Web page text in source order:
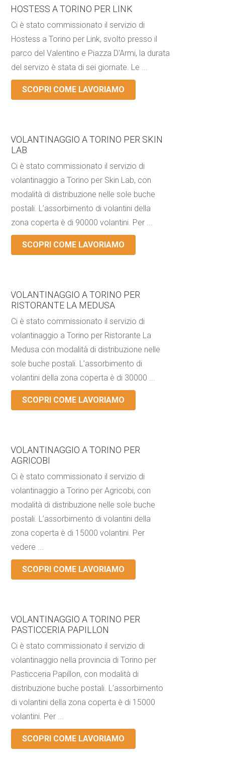
HOSTESS A TORINO PER LINK
Ci è stato commissionato il servizio di
Hostess a Torino per Link, svolto presso il
parco del Valentino e Piazza D'Armi, la durata
del servizo è stata di sei giornate. Le ...
SCOPRI COME LAVORIAMO
VOLANTINAGGIO A TORINO PER SKIN
LAB
Ci è stato commissionato il servizio di
volantinaggio a Torino per Skin Lab, con
modalità di distribuzione nelle sole buche
postali. L’assorbimento di volantini della
zona coperta è di 90000 volantini. Per ...
SCOPRI COME LAVORIAMO
VOLANTINAGGIO A TORINO PER
RISTORANTE LA MEDUSA
Ci è stato commissionato il servizio di
volantinaggio a Torino per Ristorante La
Medusa con modalità di distribuzione nelle
sole buche postali. L’assorbimento di
volantini della zona coperta è di 30000 ...
SCOPRI COME LAVORIAMO
VOLANTINAGGIO A TORINO PER
AGRICOBI
Ci è stato commissionato il servizio di
volantinaggio a Torino per Agricobi, con
modalità di distribuzione nelle sole buche
postali. L’assorbimento di volantini della
zona coperta è di 15000 volantini. Per
vedere ...
SCOPRI COME LAVORIAMO
VOLANTINAGGIO A TORINO PER
PASTICCERIA PAPILLON
Ci è stato commissionato il servizio di
volantinaggio nella provincia di Torino per
Pasticceria Papillon, con modalità di
distribuzione buche postali. L’assorbimento
di volantini della zona coperta è di 15000
volantini. Per ...
SCOPRI COME LAVORIAMO